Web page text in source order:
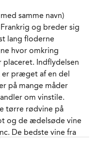
til 18 måneder i
klaret med friske
filtreret ganske let
samme navn)
og breder sig
lang floderne
hvor omkring
placeret. Indflydelsen
er præget af en del
på mange måder
om vinstile.
tørre rødvine på
og de ædelsøde vine
De bedste vine fra
og søde hvide er